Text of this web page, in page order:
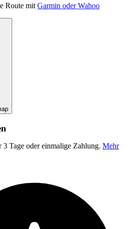
Route mit Garmin oder Wahoo
3 Tage oder einmalige Zahlung. Mehr